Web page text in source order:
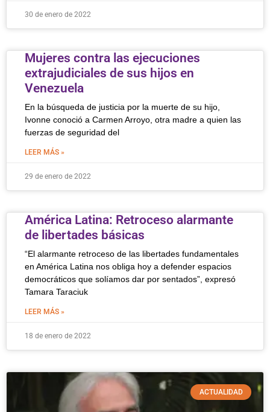
30 de enero de 2022
Mujeres contra las ejecuciones
extrajudiciales de sus hijos en
Venezuela
En la búsqueda de justicia por la muerte de su hijo,
Ivonne conoció a Carmen Arroyo, otra madre a quien las
fuerzas de seguridad del
LEER MÁS »
29 de enero de 2022
América Latina: Retroceso alarmante
de libertades básicas
“El alarmante retroceso de las libertades fundamentales
en América Latina nos obliga hoy a defender espacios
democráticos que solíamos dar por sentados”, expresó
Tamara Taraciuk
LEER MÁS »
18 de enero de 2022
ACTUALIDAD